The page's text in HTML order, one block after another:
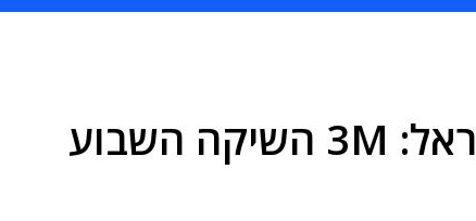
לאחר שורת השקעות בישראל: 3M השיקה השבוע